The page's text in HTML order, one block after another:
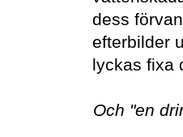
dess
efterbilder
lyckas fixa
Och "en